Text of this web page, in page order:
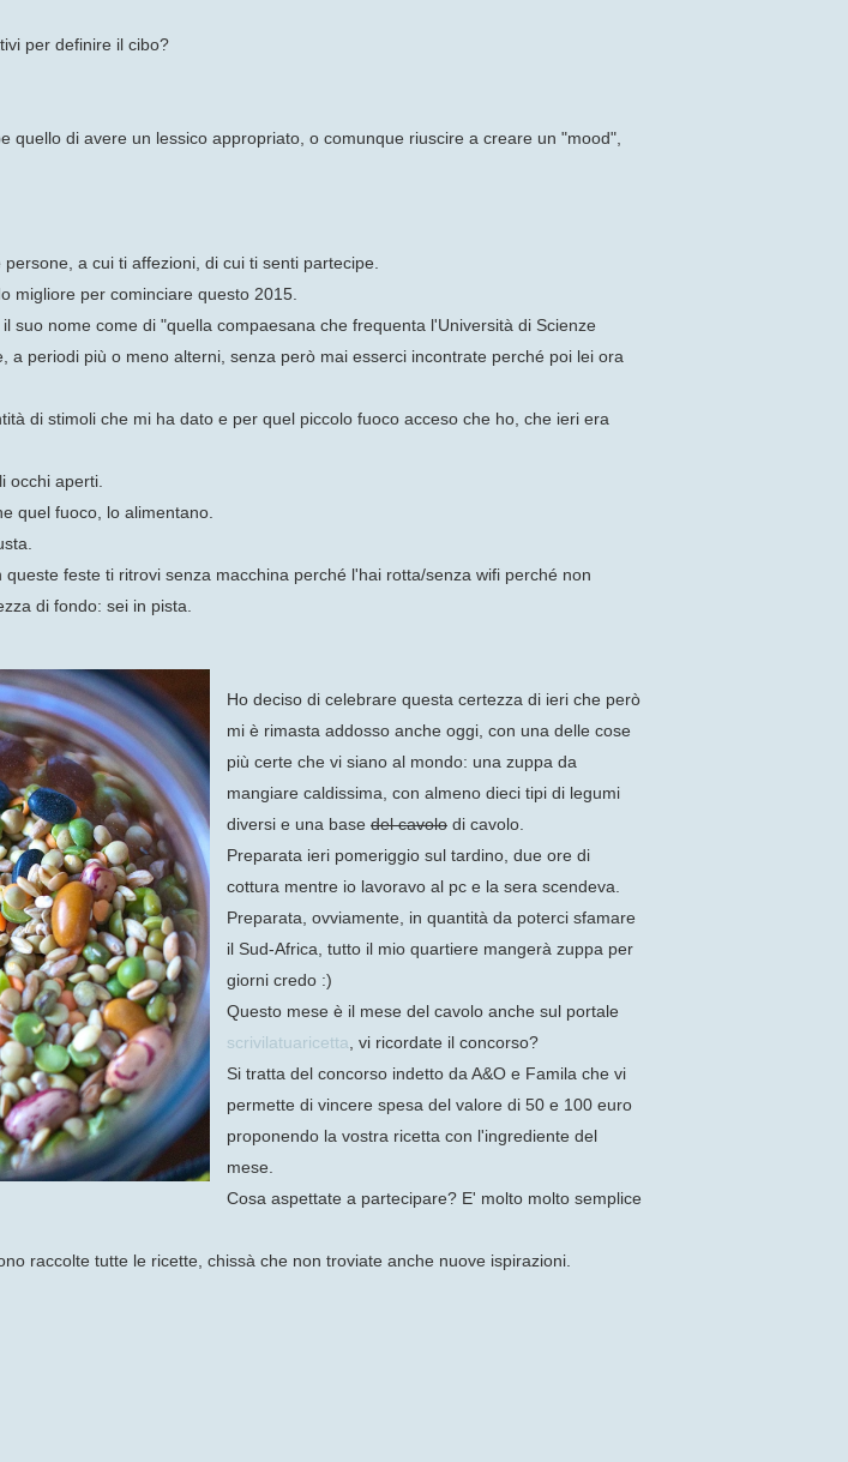
per definire il cibo?
di avere un lessico appropriato, o comunque riuscire a creare un "mood",
a cui ti affezioni, di cui ti senti partecipe.
migliore per cominciare questo 2015.
nome come di "quella compaesana che frequenta l'Università di Scienze
periodi più o meno alterni, senza però mai esserci incontrate perché poi lei ora
di stimoli che mi ha dato e per quel piccolo fuoco acceso che ho, che ieri era
occhi aperti.
quel fuoco, lo alimentano.
feste ti ritrovi senza macchina perché l'hai rotta/senza wifi perché non
di fondo: sei in pista.
Ho deciso di celebrare questa certezza di ieri che però
mi è rimasta addosso anche oggi, con una delle cose
più certe che vi siano al mondo: una zuppa da
mangiare caldissima, con almeno dieci tipi di legumi
diversi e una base del cavolo di cavolo.
Preparata ieri pomeriggio sul tardino, due ore di
cottura mentre io lavoravo al pc e la sera scendeva.
Preparata, ovviamente, in quantità da poterci sfamare
il Sud-Africa, tutto il mio quartiere mangerà zuppa per
giorni credo :)
Questo mese è il mese del cavolo anche sul portale
scrivilatuaricetta, vi ricordate il concorso?
Si tratta del concorso indetto da A&O e Famila che vi
permette di vincere spesa del valore di 50 e 100 euro
proponendo la vostra ricetta con l'ingrediente del
mese.
Cosa aspettate a partecipare? E' molto molto semplice
raccolte tutte le ricette, chissà che non troviate anche nuove ispirazioni.